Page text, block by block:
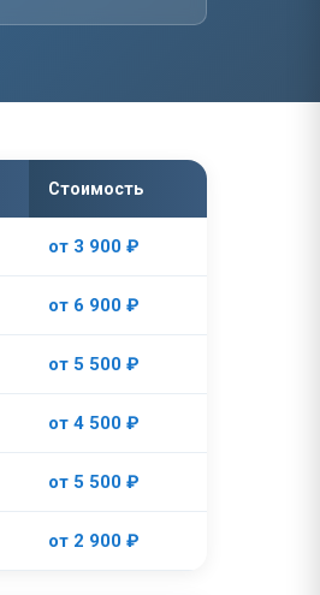
Стоимость
от 3 900 ₽
от 6 900 ₽
от 5 500 ₽
от 4 500 ₽
от 5 500 ₽
от 2 900 ₽